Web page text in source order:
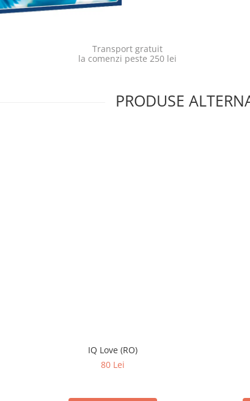
Transport gratuit
la comenzi peste 250 lei
PRODUSE
IQ Love (RO)
80 Lei